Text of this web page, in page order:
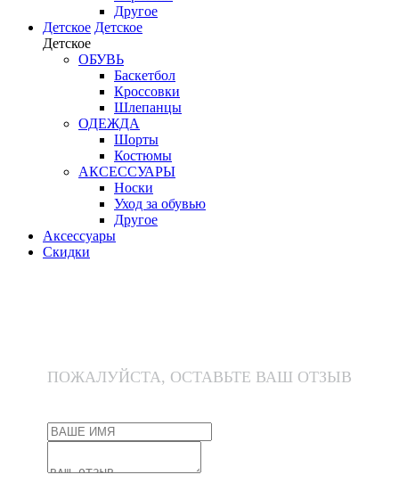
Другое
Детское Детское
Детское
ОБУВЬ
Баскетбол
Кроссовки
Шлепанцы
ОДЕЖДА
Шорты
Костюмы
АКСЕССУАРЫ
Носки
Уход за обувью
Другое
Аксессуары
Скидки
ПОЖАЛУЙСТА, ОСТАВЬТЕ ВАШ ОТЗЫВ